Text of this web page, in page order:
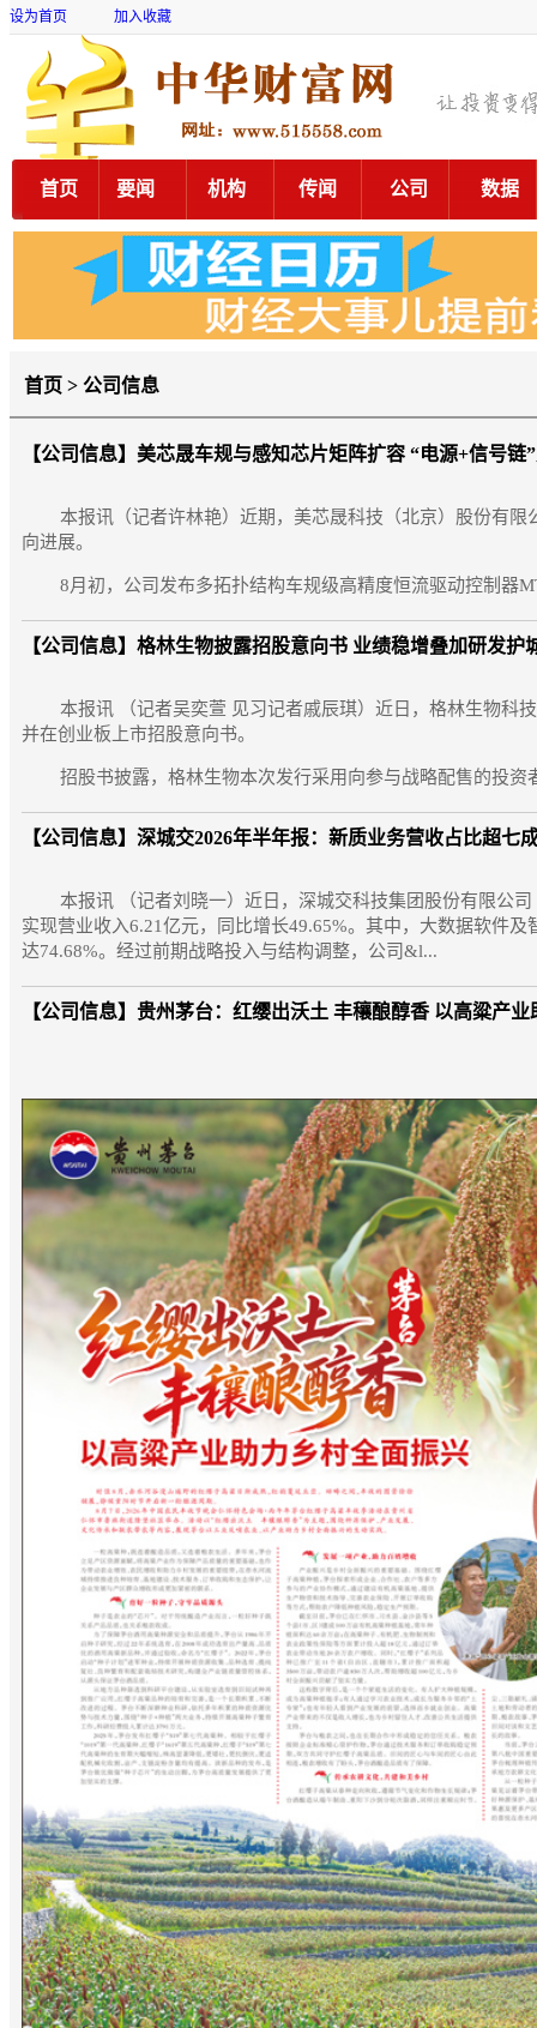
设为首页 加入收藏
首页 要闻 机构 传闻 公司 数据
首页 > 公司信息
【公司信息】 美芯晟车规与感知芯片矩阵扩容 “电源+信号链
本报讯（记者许林艳）近期，美芯晟科技（北京）股份有限
向进展。
8月初，公司发布多拓扑结构车规级高精度恒流驱动控制器
【公司信息】 格林生物披露招股意向书 业绩稳增叠加研发护
本报讯 （记者吴奕萱 见习记者戚辰琪）近日，格林生物科技
并在创业板上市招股意向书。
招股书披露，格林生物本次发行采用向参与战略配售的投资
【公司信息】 深城交2026年半年报：新质业务营收占比超七
本报讯 （记者刘晓一）近日，深城交科技集团股份有限公司
实现营业收入6.21亿元，同比增长49.65%。其中，大数据软件
达74.68%。经过前期战略投入与结构调整，公司&l...
【公司信息】 贵州茅台：红缨出沃土 丰穰酿醇香 以高粱产业